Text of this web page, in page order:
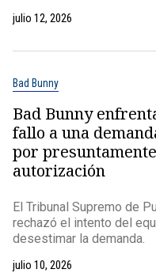
julio 12, 2026
Bad Bunny
Bad Bunny
fallo a una
por
autorización
El Tribunal Supremo de
rechazó el intento del
desestimar la demanda.
julio 10, 2026